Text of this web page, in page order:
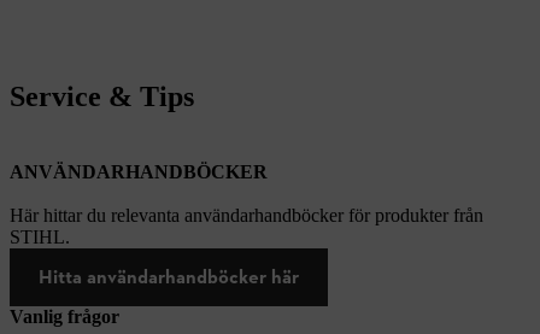
Service & Tips
ANVÄNDARHANDBÖCKER
Här hittar du relevanta användarhandböcker för produkter från
STIHL.
Hitta användarhandböcker här
Vanlig frågor